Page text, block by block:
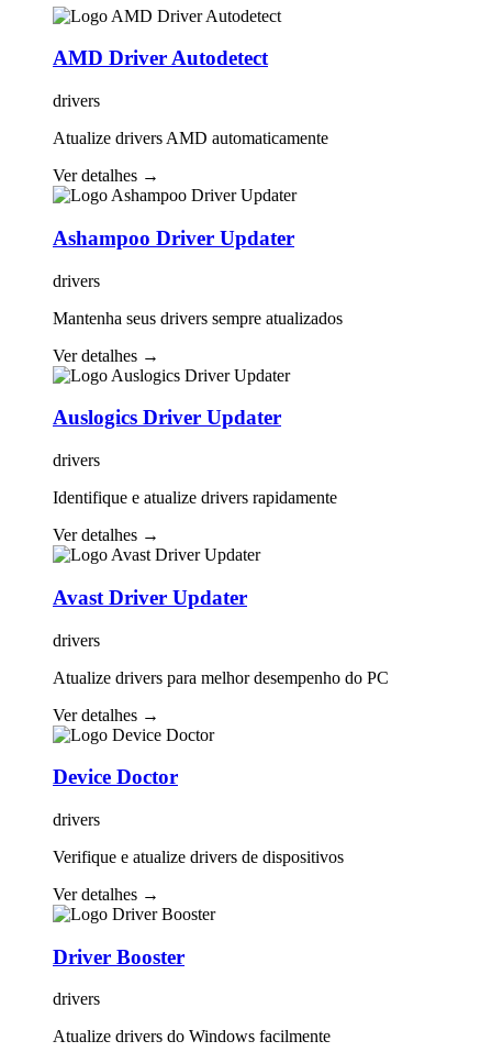
AMD Driver Autodetect
drivers
Atualize drivers AMD automaticamente
Ver detalhes →
Ashampoo Driver Updater
drivers
Mantenha seus drivers sempre atualizados
Ver detalhes →
Auslogics Driver Updater
drivers
Identifique e atualize drivers rapidamente
Ver detalhes →
Avast Driver Updater
drivers
Atualize drivers para melhor desempenho do PC
Ver detalhes →
Device Doctor
drivers
Verifique e atualize drivers de dispositivos
Ver detalhes →
Driver Booster
drivers
Atualize drivers do Windows facilmente